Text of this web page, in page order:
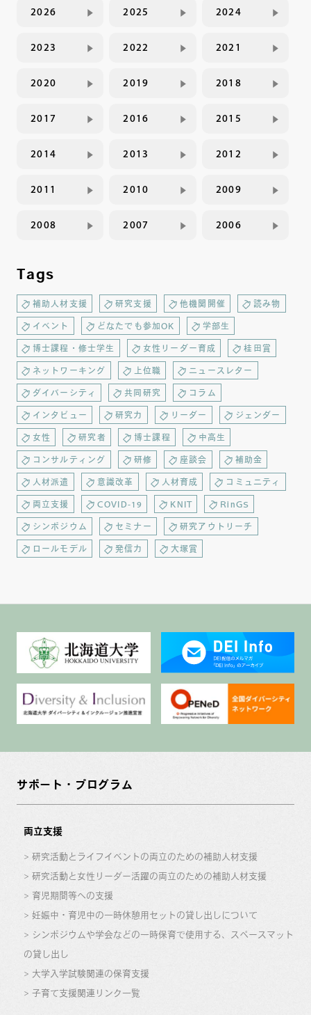
2026 2025 2024
2023 2022 2021
2020 2019 2018
2017 2016 2015
2014 2013 2012
2011 2010 2009
2008 2007 2006
Tags
補助人材支援 研究支援 他機関開催 読み物
イベント どなたでも参加OK 学部生
博士課程・修士学生 女性リーダー育成 桂田賞
ネットワーキング 上位職 ニュースレター
ダイバーシティ 共同研究 コラム
インタビュー 研究力 リーダー ジェンダー
女性 研究者 博士課程 中高生
コンサルティング 研修 座談会 補助金
人材派遣 意識改革 人材育成 コミュニティ
両立支援 COVID-19 KNIT RinGS
シンポジウム セミナー 研究アウトリーチ
ロールモデル 発信力 大塚賞
サポート・プログラム
両立支援
研究活動とライフイベントの両立のための補助人材支援
研究活動と女性リーダー活躍の両立のための補助人材支援
育児期間等への支援
妊娠中・育児中の一時休憩用セットの貸し出しについて
シンポジウムや学会などの一時保育で使用する、スペースマット
の貸し出し
大学入学試験関連の保育支援
子育て支援関連リンク一覧